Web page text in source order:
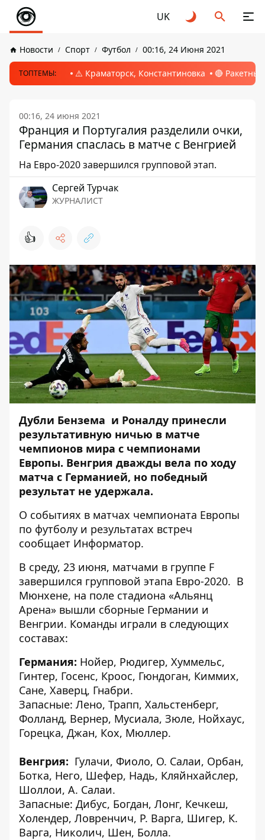
UK
Новости Спорт Футбол 00:16, 24 Июня 2021
ТОПТЕМЫ: ⚠️ Краматорск, Константиновка 🔴
00:16, 24 июня 2021
Франция и Португалия разделили очки,
Германия спаслась в матче с Венгрией
На Евро-2020 завершился групповой этап.
Сергей Турчак
ЖУРНАЛИСТ
👍
Дубли Бензема и Роналду принесли
результативную ничью в матче
чемпионов мира с чемпионами
Европы. Венгрия дважды вела по ходу
матча с Германией, но победный
результат не удержала.
О событиях в матчах чемпионата Европы
по футболу и результатах встреч
сообщает Информатор.
В среду, 23 июня, матчами в группе F
завершился групповой этапа Евро-2020. В
Мюнхене, на поле стадиона «Альянц
Арена» вышли сборные Германии и
Венгрии. Команды играли в следующих
составах:
Германия: Нойер, Рюдигер, Хуммельс,
Гинтер, Госенс, Кроос, Гюндоган, Киммих,
Сане, Хаверц, Гнабри.
Запасные: Лено, Трапп, Хальстенберг,
Фолланд, Вернер, Мусиала, Зюле, Нойхаус,
Горецка, Джан, Кох, Мюллер.
Венгрия: Гулачи, Фиоло, О. Салаи, Орбан,
Ботка, Него, Шефер, Надь, Кляйнхайслер,
Шоллои, А. Салаи.
Запасные: Дибус, Богдан, Лонг, Кечкеш,
Холендер, Ловренчич, Р. Варга, Шигер, К.
Варга, Николич, Шен, Болла.